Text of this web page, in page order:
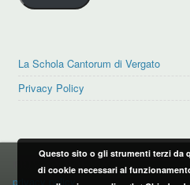
La Schola Cantorum di Vergato
Privacy Policy
PRIVACY POLICY
privacy policy
Questo sito o gli strumenti terzi da
di cookie necessari al